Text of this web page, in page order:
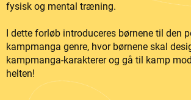
fysisk og mental træning.
I dette forløb introduceres børnene til den
kampmanga genre, hvor børnene skal
kampmanga-karakterer og gå til kamp
helten!